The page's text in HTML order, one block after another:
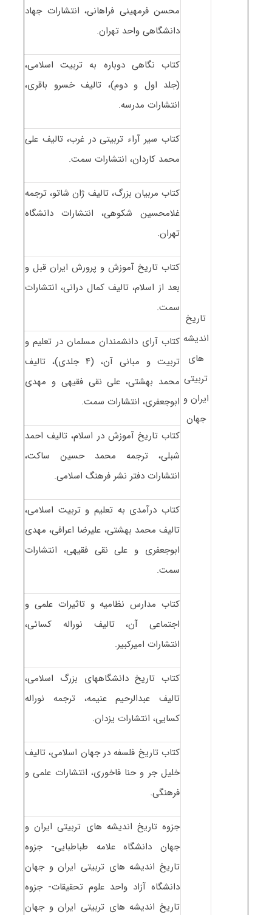
تاریخ
اندیشه
های
تربیتی
ایران و
جهان
محسن فرمهینی فراهانی، انتشارات جهاد
دانشگاهی واحد تهران.
کتاب نگاهی دوباره به تربیت اسلامی،
(جلد اول و دوم)، تالیف خسرو باقری،
انتشارات مدرسه.
کتاب سیر آراء تربیتی در غرب، تالیف علی
محمد کاردان، انتشارات سمت.
کتاب مربیان بزرگ، تالیف ژان شاتو، ترجمه
غلامحسین شکوهی، انتشارات دانشگاه
تهران.
کتاب تاریخ آموزش و پرورش ایران قبل و
بعد از اسلام، تالیف کمال درانی، انتشارات
سمت.
کتاب آرای دانشمندان مسلمان در تعلیم و
تربیت و مبانی آن، (۴ جلدی)، تالیف
محمد بهشتی، علی نقی فقیهی و مهدی
ابوجعفری، انتشارات سمت.
کتاب تاریخ آموزش در اسلام، تالیف احمد
شبلی، ترجمه محمد حسین ساکت،
انتشارات دفتر نشر فرهنگ اسلامی.
کتاب درآمدی به تعلیم و تربیت اسلامی،
تالیف محمد بهشتی، علیرضا اعرافی، مهدی
ابوجعفری و علی نقی فقیهی، انتشارات
سمت.
کتاب مدارس نظامیه و تاثیرات علمی و
اجتماعی آن، تالیف نوراله کسائی،
انتشارات امیرکبیر.
کتاب تاریخ دانشگاههای بزرگ اسلامی،
تالیف عبدالرحیم عنیمه، ترجمه نوراله
کسایی، انتشارات یزدان.
کتاب تاریخ فلسفه در جهان اسلامی، تالیف
خلیل جر و حنا فاخوری، انتشارات علمی و
فرهنگی.
جزوه تاریخ اندیشه های تربیتی ایران و
جهان دانشگاه علامه طباطبایی- جزوه
تاریخ اندیشه های تربیتی ایران و جهان
دانشگاه آزاد واحد علوم تحقیقات- جزوه
تاریخ اندیشه های تربیتی ایران و جهان